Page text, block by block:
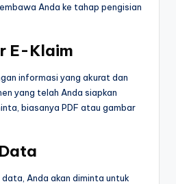
Anda ke tahap pengisian
E-Klaim
informasi yang akurat dan
yang telah Anda siapkan
biasanya PDF atau gambar
Anda akan diminta untuk